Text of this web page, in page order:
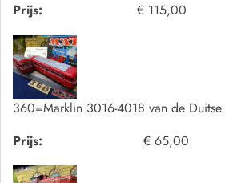
Prijs:
€ 115,00
360=Marklin 3016-4018 van de
Prijs:
€ 65,00